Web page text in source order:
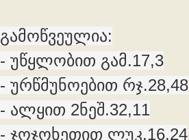
გამოწვეულია:
- უწყლობით გამ.17,3
- ურწმუნოებით რჯ.28,48
- ალყით 2ნეშ.32,11
- ჯოჯოხეთით ლუკ.16,24